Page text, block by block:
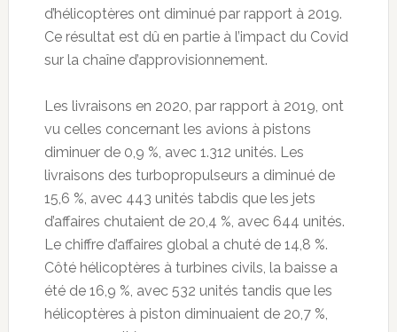
d’hélicoptères ont diminué par rapport à 2019.
Ce résultat est dû en partie à l’impact du Covid
sur la chaîne d’approvisionnement.
Les livraisons en 2020, par rapport à 2019, ont
vu celles concernant les avions à pistons
diminuer de 0,9 %, avec 1.312 unités. Les
livraisons des turbopropulseurs a diminué de
15,6 %, avec 443 unités tabdis que les jets
d’affaires chutaient de 20,4 %, avec 644 unités.
Le chiffre d’affaires global a chuté de 14,8 %.
Côté hélicoptères à turbines civils, la baisse a
été de 16,9 %, avec 532 unités tandis que les
hélicoptères à piston diminuaient de 20,7 %,